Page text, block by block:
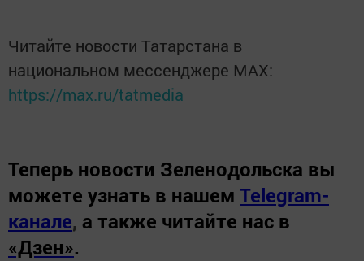
Читайте новости Татарстана в
национальном мессенджере MАХ:
https://max.ru/tatmedia
Теперь новости Зеленодольска вы
можете узнать в нашем Telegram-
канале, а также читайте нас в
«Дзен».